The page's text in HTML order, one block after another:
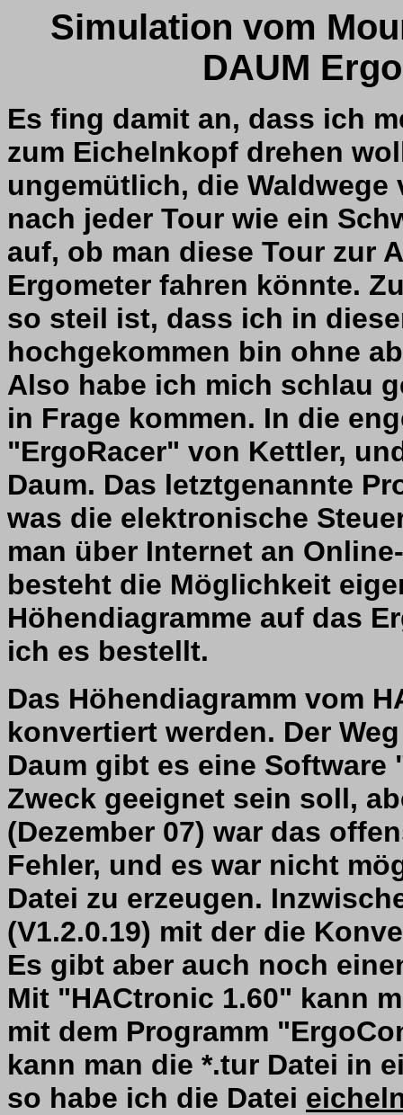
Simulation vom
DAUM
Es fing damit an, dass ich
zum Eichelnkopf drehen
ungemütlich, die
nach jeder Tour wie ein
auf, ob man diese Tour zur
Ergometer fahren könnte.
so steil ist, dass ich in
hochgekommen bin ohne
Also habe ich mich schlau
in Frage kommen. In die
"ErgoRacer" von Kettler,
Daum. Das letztgenannte
was die elektronische
man über Internet an
besteht die Möglichkeit
Höhendiagramme auf das
ich es bestellt.
Das Höhendiagramm vom
konvertiert werden. Der
Daum gibt es eine
Zweck geeignet sein soll,
(Dezember 07) war das
Fehler, und es war nicht
Datei zu erzeugen.
(V1.2.0.19) mit der die
Es gibt aber auch noch
Mit "HACtronic 1.60" kann
mit dem Programm
kann man die *.tur Datei in
so habe ich die Datei